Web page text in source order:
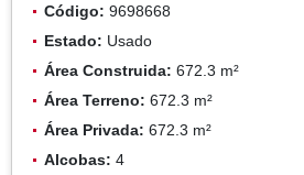
Código: 9698668
Estado: Usado
Área Construida: 672.3 m²
Área Terreno: 672.3 m²
Área Privada: 672.3 m²
Alcobas: 4